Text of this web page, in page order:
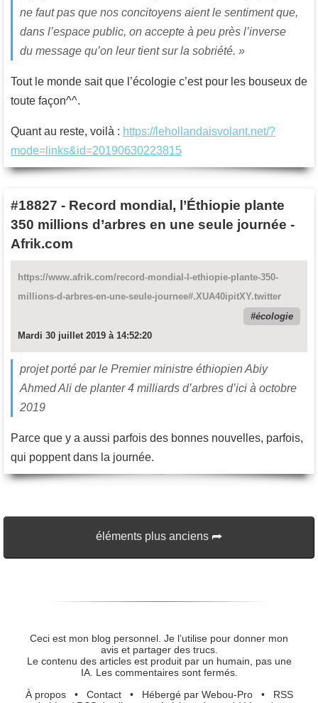
ne faut pas que nos concitoyens aient le sentiment que,
dans l’espace public, on accepte à peu près l’inverse
du message qu’on leur tient sur la sobriété. »
Tout le monde sait que l’écologie c’est pour les bouseux de
toute façon^^.
Quant au reste, voilà : https://lehollandaisvolant.net/?
mode=links&id=20190630223815
#18827 - Record mondial, l’Éthiopie plante
350 millions d’arbres en une seule journée -
Afrik.com
https://www.afrik.com/record-mondial-l-ethiopie-plante-350-
millions-d-arbres-en-une-seule-journee#.XUA40ipitXY.twitter
écologie
Mardi 30 juillet 2019 à 14:52:20
projet porté par le Premier ministre éthiopien Abiy
Ahmed Ali de planter 4 milliards d’arbres d’ici à octobre
2019
Parce que y a aussi parfois des bonnes nouvelles, parfois,
qui poppent dans la journée.
éléments plus anciens
Ceci est mon blog personnel. Je l’utilise pour donner mon
avis et partager des trucs.
Le contenu des articles est produit par un humain, pas une
IA. Les commentaires sont fermés.
À propos• Contact• Hébergé par Webou-Pro• RSS